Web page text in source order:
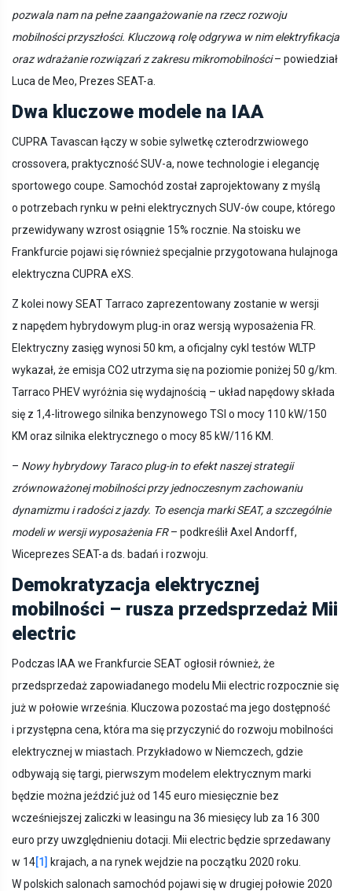
pozwala nam na pełne zaangażowanie na rzecz rozwoju
mobilności przyszłości. Kluczową rolę odgrywa w nim elektryfikacja
oraz wdrażanie rozwiązań z zakresu mikromobilności– powiedział
Luca de Meo, Prezes SEAT-a.
Dwa kluczowe modele na IAA
CUPRA Tavascan łączy w sobie sylwetkę czterodrzwiowego
crossovera, praktyczność SUV-a, nowe technologie i elegancję
sportowego coupe. Samochód został zaprojektowany z myślą
o potrzebach rynku w pełni elektrycznych SUV-ów coupe, którego
przewidywany wzrost osiągnie 15% rocznie. Na stoisku we
Frankfurcie pojawi się również specjalnie przygotowana hulajnoga
elektryczna CUPRA eXS.
Z kolei nowy SEAT Tarraco zaprezentowany zostanie w wersji
z napędem hybrydowym plug-in oraz wersją wyposażenia FR.
Elektryczny zasięg wynosi 50 km, a oficjalny cykl testów WLTP
wykazał, że emisja CO2 utrzyma się na poziomie poniżej 50 g/km.
Tarraco PHEV wyróżnia się wydajnością – układ napędowy składa
się z 1,4-litrowego silnika benzynowego TSI o mocy 110 kW/150
KM oraz silnika elektrycznego o mocy 85 kW/116 KM.
– Nowy hybrydowy Taraco plug-in to efekt naszej strategii
zrównoważonej mobilności przy jednoczesnym zachowaniu
dynamizmu i radości z jazdy. To esencja marki SEAT, a szczególnie
modeli w wersji wyposażenia FR– podkreślił Axel Andorff,
Wiceprezes SEAT-a ds. badań i rozwoju.
Demokratyzacja elektrycznej
mobilności – rusza przedsprzedaż Mii
electric
Podczas IAA we Frankfurcie SEAT ogłosił również, że
przedsprzedaż zapowiadanego modelu Mii electric rozpocznie się
już w połowie września. Kluczowa pozostać ma jego dostępność
i przystępna cena, która ma się przyczynić do rozwoju mobilności
elektrycznej w miastach. Przykładowo w Niemczech, gdzie
odbywają się targi, pierwszym modelem elektrycznym marki
będzie można jeździć już od 145 euro miesięcznie bez
wcześniejszej zaliczki w leasingu na 36 miesięcy lub za 16 300
euro przy uwzględnieniu dotacji. Mii electric będzie sprzedawany
w 14[1] krajach, a na rynek wejdzie na początku 2020 roku.
W polskich salonach samochód pojawi się w drugiej połowie 2020